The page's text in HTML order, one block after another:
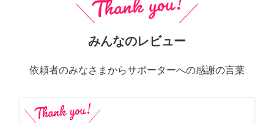
みんなのレビュー
依頼者のみなさまからサポーターへの感謝の言葉